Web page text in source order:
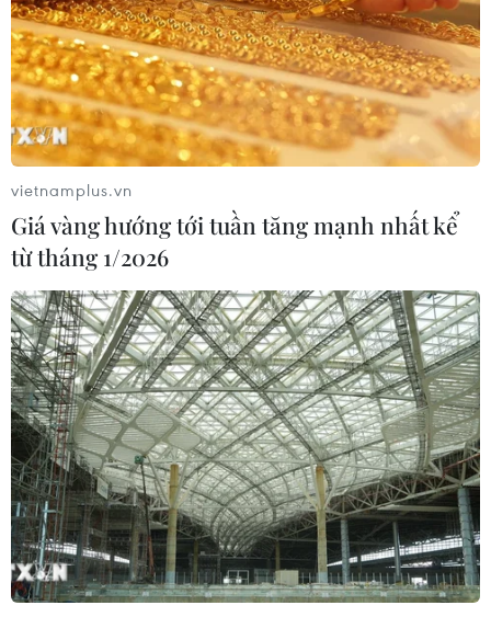
TIN CÙNG CHUYÊN MỤC
7 học sinh đội tuyển Việt Nam đoạt
huy chương tại Olympic AI quốc tế
vietnamplus.vn
Giá vàng hướng tới tuần tăng mạnh nhất kể
từ tháng 1/2026